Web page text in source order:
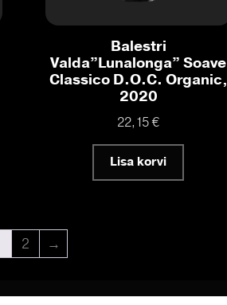
Balestri
Valda”Lunalonga” Soave
Classico D.O.C. Organic,
2020
22,15€
Lisa korvi
2 →